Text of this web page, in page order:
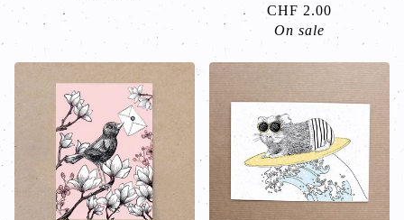
CHF 2.00
On sale